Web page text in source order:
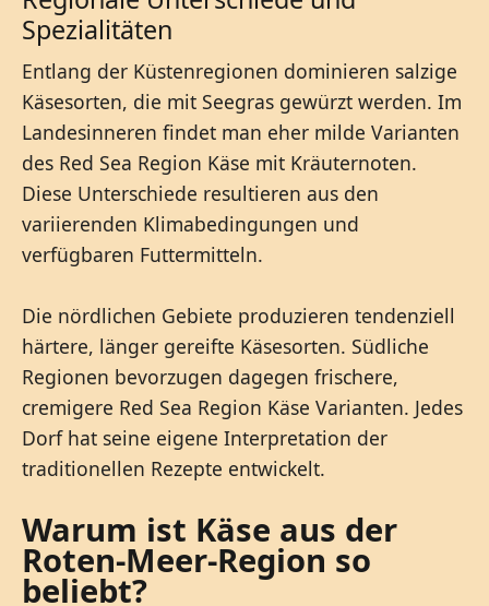
Spezialitäten
Entlang der Küstenregionen dominieren salzige
Käsesorten, die mit Seegras gewürzt werden. Im
Landesinneren findet man eher milde Varianten
des Red Sea Region Käse mit Kräuternoten.
Diese Unterschiede resultieren aus den
variierenden Klimabedingungen und
verfügbaren Futtermitteln.
Die nördlichen Gebiete produzieren tendenziell
härtere, länger gereifte Käsesorten. Südliche
Regionen bevorzugen dagegen frischere,
cremigere Red Sea Region Käse Varianten. Jedes
Dorf hat seine eigene Interpretation der
traditionellen Rezepte entwickelt.
Warum ist Käse aus der
Roten-Meer-Region so
beliebt?